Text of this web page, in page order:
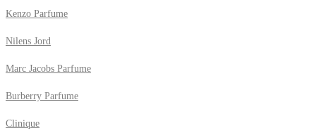
Kenzo Parfume
Nilens Jord
Marc Jacobs Parfume
Burberry Parfume
Clinique